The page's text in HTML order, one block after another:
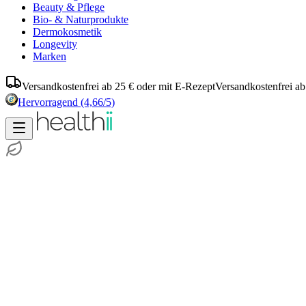
Beauty & Pflege
Bio- & Naturprodukte
Dermokosmetik
Longevity
Marken
Versandkostenfrei ab 25 € oder mit E-RezeptVersandkostenfrei
Hervorragend (4,66/5)